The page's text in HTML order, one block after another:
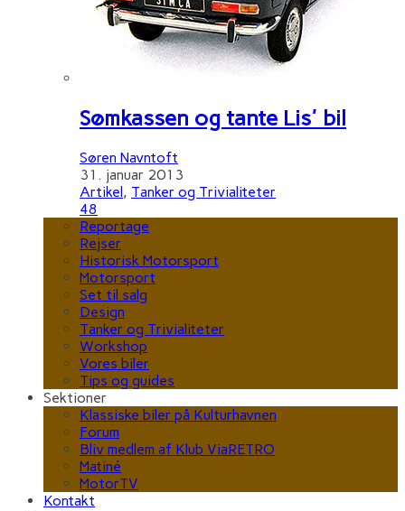
Sømkassen og tante Lis' bil
Søren Navntoft
31. januar 2013
Artikel, Tanker og Trivialiteter
48
Reportage
Rejser
Historisk Motorsport
Motorsport
Set til salg
Design
Tanker og Trivialiteter
Workshop
Vores biler
Tips og guides
Sektioner
Klassiske biler på Kulturhavnen
Forum
Bliv medlem af Klub ViaRETRO
Matiné
MotorTV
Kontakt